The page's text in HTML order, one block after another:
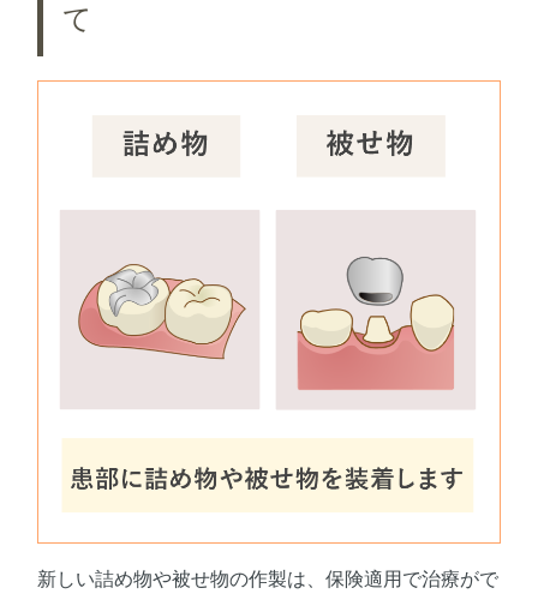
て
新しい詰め物や被せ物の作製は、保険適用で治療がで